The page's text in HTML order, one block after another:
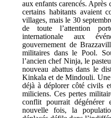
aux enfants carencés. Après
certains habitants avaient
villages, mais le 30
de toute l’attention
internationale aux
gouvernement de
militaires dans le Pool.
l’ancien chef Ninja, le
nouveau abattus dans le
Kinkala et de Mindouli.
déjà à déplorer côté civils
miliciens. Ces pertes
conflit pourrait
nouvelle fois, la